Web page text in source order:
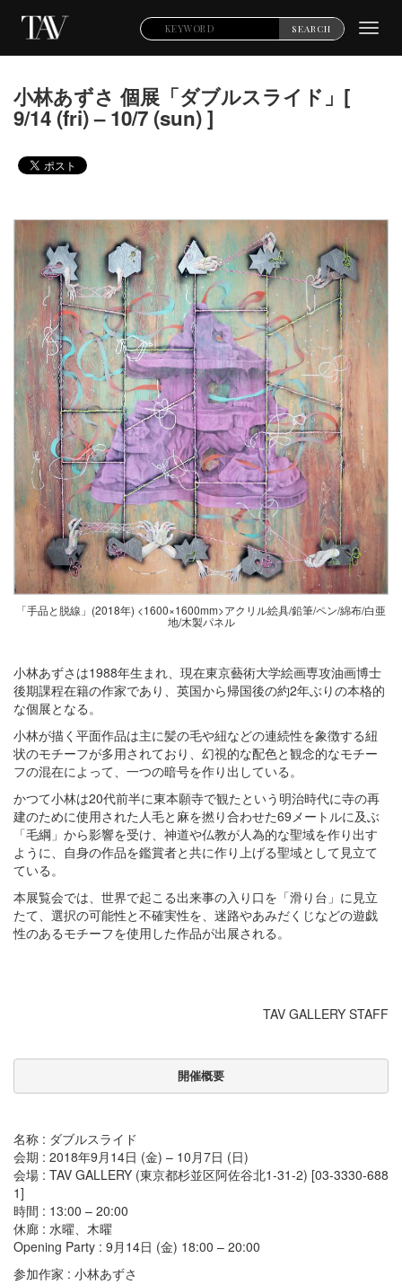
SEARCH
小林あずさ 個展「ダブルスライド」[
9/14 (fri) – 10/7 (sun) ]
「手品と脱線」(2018年) <1600×1600mm>アクリル絵具/鉛筆/ペン/綿布/白亜
地/木製パネル
小林あずさは1988年生まれ、現在東京藝術大学絵画専攻油画博士
後期課程在籍の作家であり、英国から帰国後の約2年ぶりの本格的
な個展となる。
小林が描く平面作品は主に髪の毛や紐などの連続性を象徴する紐
状のモチーフが多用されており、幻視的な配色と観念的なモチー
フの混在によって、一つの暗号を作り出している。
かつて小林は20代前半に東本願寺で観たという明治時代に寺の再
建のために使用された人毛と麻を撚り合わせた69メートルに及ぶ
「毛綱」から影響を受け、神道や仏教が人為的な聖域を作り出す
ように、自身の作品を鑑賞者と共に作り上げる聖域として見立て
ている。
本展覧会では、世界で起こる出来事の入り口を「滑り台」に見立
たて、選択の可能性と不確実性を、迷路やあみだくじなどの遊戯
性のあるモチーフを使用した作品が出展される。
TAV GALLERY STAFF
開催概要
名称 : ダブルスライド
会期 : 2018年9月14日 (金) – 10月7日 (日)
会場 : TAV GALLERY (東京都杉並区阿佐谷北1-31-2) [03-3330-688
1]
時間 : 13:00 – 20:00
休廊 : 水曜、木曜
Opening Party : 9月14日 (金) 18:00 – 20:00
参加作家 : 小林あずさ